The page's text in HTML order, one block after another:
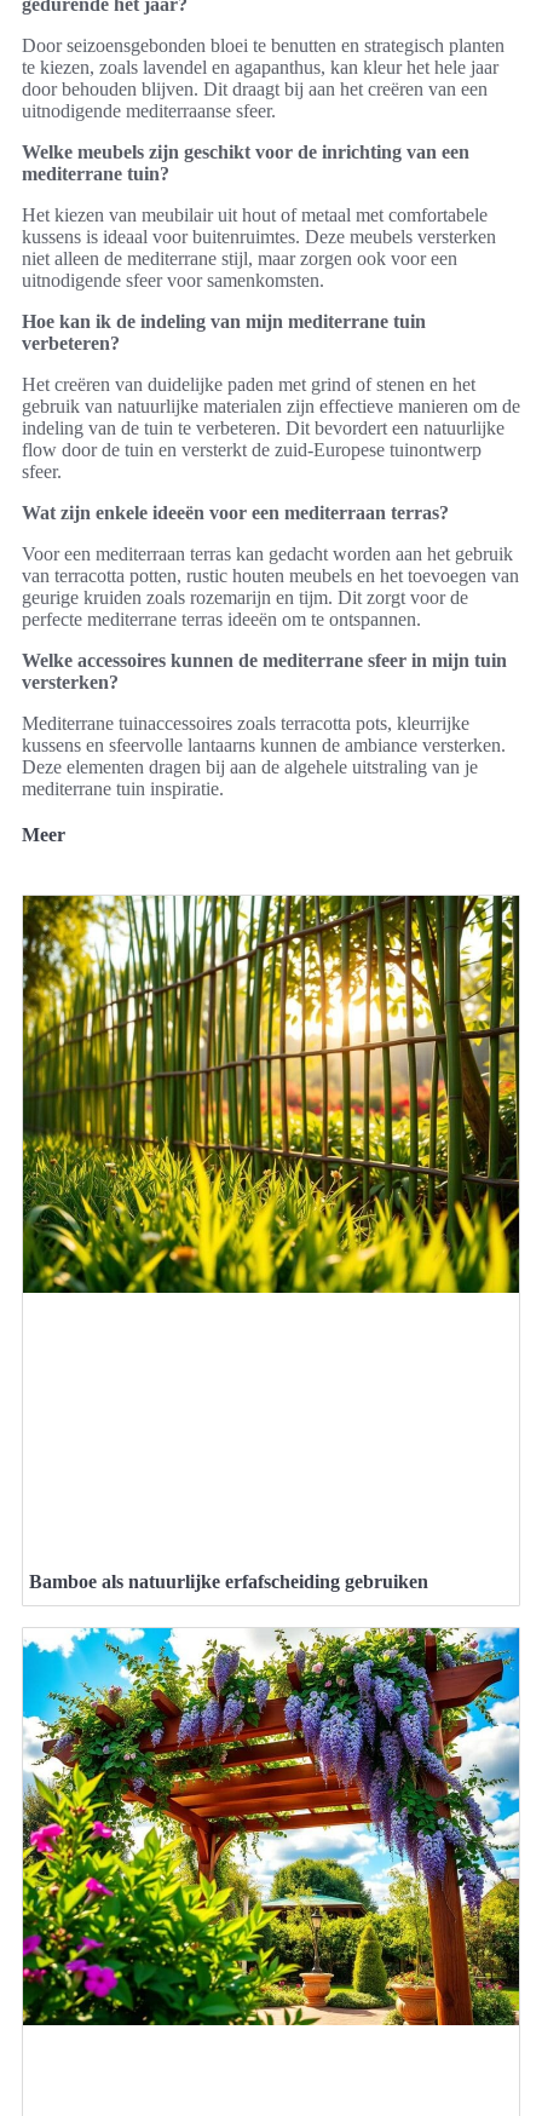
gedurende het jaar?
Door seizoensgebonden bloei te benutten en strategisch planten
te kiezen, zoals lavendel en agapanthus, kan kleur het hele jaar
door behouden blijven. Dit draagt bij aan het creëren van een
uitnodigende mediterraanse sfeer.
Welke meubels zijn geschikt voor de inrichting van een
mediterrane tuin?
Het kiezen van meubilair uit hout of metaal met comfortabele
kussens is ideaal voor buitenruimtes. Deze meubels versterken
niet alleen de mediterrane stijl, maar zorgen ook voor een
uitnodigende sfeer voor samenkomsten.
Hoe kan ik de indeling van mijn mediterrane tuin
verbeteren?
Het creëren van duidelijke paden met grind of stenen en het
gebruik van natuurlijke materialen zijn effectieve manieren om de
indeling van de tuin te verbeteren. Dit bevordert een natuurlijke
flow door de tuin en versterkt de zuid-Europese tuinontwerp
sfeer.
Wat zijn enkele ideeën voor een mediterraan terras?
Voor een mediterraan terras kan gedacht worden aan het gebruik
van terracotta potten, rustic houten meubels en het toevoegen van
geurige kruiden zoals rozemarijn en tijm. Dit zorgt voor de
perfecte mediterrane terras ideeën om te ontspannen.
Welke accessoires kunnen de mediterrane sfeer in mijn tuin
versterken?
Mediterrane tuinaccessoires zoals terracotta pots, kleurrijke
kussens en sfeervolle lantaarns kunnen de ambiance versterken.
Deze elementen dragen bij aan de algehele uitstraling van je
mediterrane tuin inspiratie.
Meer
Bamboe als natuurlijke erfafscheiding gebruiken